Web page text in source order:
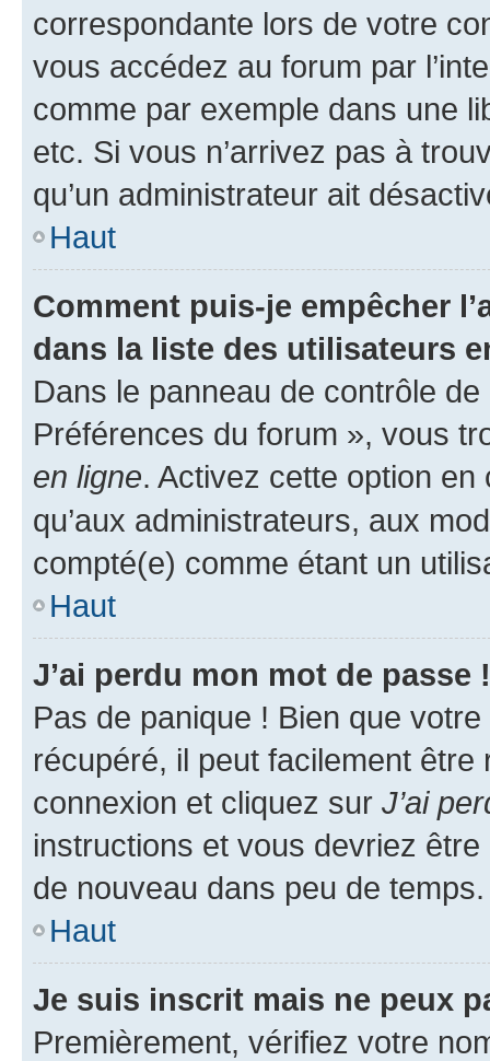
correspondante lors de votre
vous accédez au forum par
comme par exemple dans une
etc. Si vous n’arrivez pas à
qu’un administrateur ait
Haut
Comment puis-je empêcher
dans la liste des utilisateurs
Dans le panneau de contrôle
Préférences du forum », vous
en ligne. Activez cette option
qu’aux administrateurs, aux
compté(e) comme étant un
Haut
J’ai perdu mon mot de passe !
Pas de panique ! Bien que
récupéré, il peut facilement
connexion et cliquez sur J’ai
instructions et vous devriez
de nouveau dans peu de temps.
Haut
Je suis inscrit mais ne peux
Premièrement, vérifiez votre